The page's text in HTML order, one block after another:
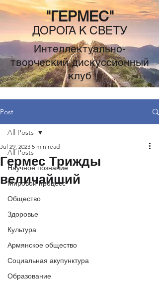
"ГЕРМЕС"
ДОРОГА К СВЕТУ
Интеллектуально-
творческий дискуссионный
клуб
Post
All Posts
Научное познание
Мировой процесс
Общество
Здоровье
Культура
Армянское общество
Социальная акупунктура
Образование
All Posts
Гермес Трижды
величайший
Jul 29, 2023 5 min read